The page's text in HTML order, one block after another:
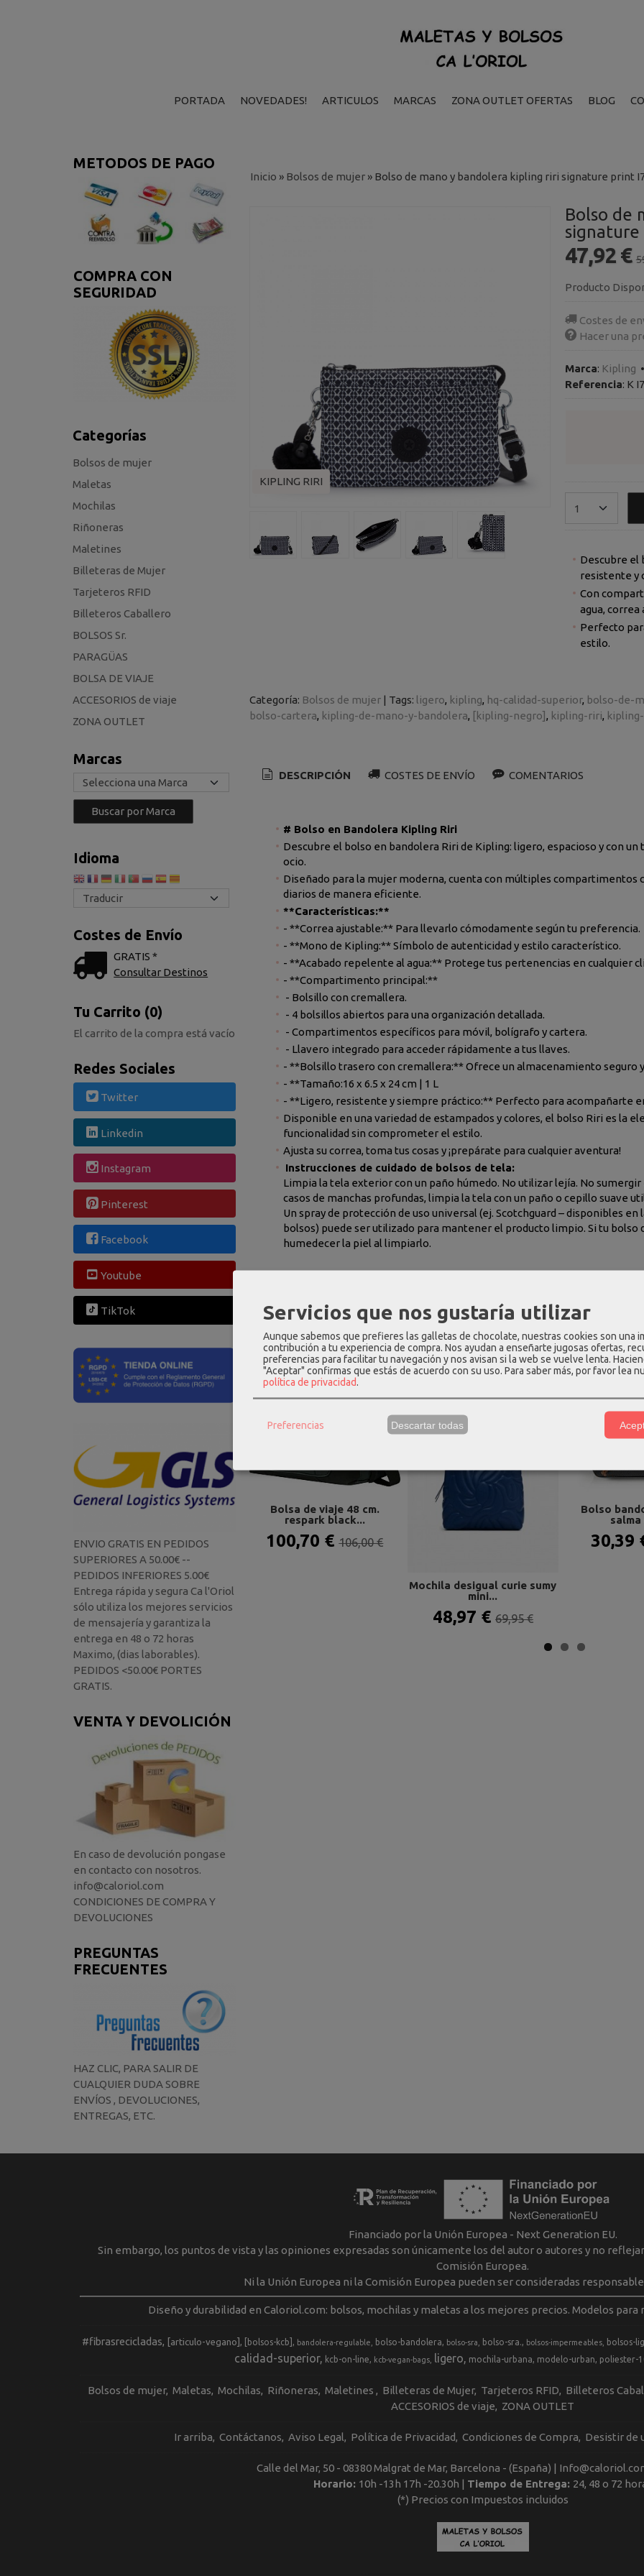
PORTADA NOVEDADES! ARTICULOS MARCAS ZONA OUTLET OFERTAS BLOG
METODOS DE PAGO
COMPRA CON
SEGURIDAD
Categorías
Bolsos de mujer
Maletas
Mochilas
Riñoneras
Maletines
Billeteras de Mujer
Tarjeteros RFID
Billeteros Caballero
BOLSOS Sr.
PARAGÜAS
BOLSA DE VIAJE
ACCESORIOS de viaje
ZONA OUTLET
Marcas
Idioma
Costes de Envío
GRATIS *
Consultar Destinos
Tu Carrito (0)
El carrito de la compra está vacío
Redes Sociales
Twitter
Linkedin
Instagram
Pinterest
Facebook
Youtube
TikTok
ENVIO GRATIS EN PEDIDOS
SUPERIORES A 50.00€ --
PEDIDOS INFERIORES 5.00€
Entrega rápida y segura Ca l'Oriol
sólo utiliza los mejores servicios
de mensajería y garantiza la
entrega en 48 o 72 horas
Maximo, (dias laborables).
PEDIDOS <50.00€ PORTES
GRATIS.
VENTA Y DEVOLICIÓN
En caso de devolución pongase
en contacto con nosotros.
info@caloriol.com
CONDICIONES DE COMPRA Y
DEVOLUCIONES
PREGUNTAS
FRECUENTES
HAZ CLIC, PARA SALIR DE
CUALQUIER DUDA SOBRE
ENVÍOS , DEVOLUCIONES,
ENTREGAS, ETC.
Inicio » Bolsos de mujer» Bolso de mano y bandolera kipling riri signature print
KIPLING RIRI
Bolso de
signature
47,92 €
Producto
Costes de
Hacer una
Marca: Kipling •
Referencia: K
Descubre el
resistente y
Con
agua,
Perfecto
estilo.
Categoría: Bolsos de mujer| Tags: ligero kipling hq-calidad-superior bolso-de-
bolso-cartera kipling-de-mano-y-bandolera [kipling-negro] kipling-riri
DESCRIPCIÓN COSTES DE ENVÍO COMENTARIOS
# Bolso en Bandolera Kipling Riri
Descubre el bolso en bandolera Riri de Kipling: ligero, espacioso y con
ocio.
Diseñado para la mujer moderna, cuenta con múltiples compartimentos
diarios de manera eficiente.
**Características:**
- **Correa ajustable:** Para llevarlo cómodamente según tu preferencia.
- **Mono de Kipling:** Símbolo de autenticidad y estilo característico.
- **Acabado repelente al agua:** Protege tus pertenencias en cualquier
- **Compartimento principal:**
- Bolsillo con cremallera.
- 4 bolsillos abiertos para una organización detallada.
- Compartimentos específicos para móvil, bolígrafo y cartera.
- Llavero integrado para acceder rápidamente a tus llaves.
- **Bolsillo trasero con cremallera:** Ofrece un almacenamiento seguro
- **Tamaño:16 x 6.5 x 24 cm | 1 L
- **Ligero, resistente y siempre práctico:** Perfecto para acompañarte
Disponible en una variedad de estampados y colores, el bolso Riri es la
funcionalidad sin comprometer el estilo.
Ajusta su correa, toma tus cosas y ¡prepárate para cualquier aventura!
Instrucciones de cuidado de bolsos de tela:
Limpia la tela exterior con un paño húmedo. No utilizar lejía. No sumergir
casos de manchas profundas, limpia la tela con un paño o cepillo suave
Un spray de protección de uso universal (ej. Scotchguard – disponibles
bolsos) puede ser utilizado para mantener el producto limpio. Si tu
humedecer la piel al limpiarlo.
Productos Relacionados
-5 %
Bolsa de viaje 48 cm.
respark black...
100,70 €106,00 €
-30 %
Mochila desigual curie sumy
mini...
48,97 € 69,95 €
Bolso
salma
30,39
Financiado por la Unión Europea - Next Generation EU.
Sin embargo, los puntos de vista y las opiniones expresadas son únicamente los del autor o autores y no
Comisión Europea.
Ni la Unión Europea ni la Comisión Europea pueden ser consideradas
Diseño y durabilidad en Caloriol.com: bolsos, mochilas y maletas a los mejores precios. Modelos para
#fibrasrecicladas [articulo-vegano] [bolsos-kcb] bandolera-regulable bolso-bandolera bolso-sra bolso-sra. bolsos-impermeables bolsos-
calidad-superior
kcb-on-line kcb-vegan-bags ligero mochila-urbana modelo-urban poliester-
Bolsos de mujer Maletas Mochilas Riñoneras Maletines Billeteras de Mujer Tarjeteros RFID Billeteros
ACCESORIOS de viaje ZONA OUTLET
Ir arriba Contáctanos Aviso Legal Política de Privacidad Condiciones de Compra Desistir de
Calle del Mar, 50 - 08380 Malgrat de Mar, Barcelona - (España) |
Horario: 10h -13h 17h -20.30h | Tiempo de Entrega: 24, 48 o 72
(*) Precios con Impuestos incluidos
Servicios que nos gustaría utilizar
Aunque sabemos que prefieres las galletas de chocolate, nuestras cookies son una
contribución a tu experiencia de compra. Nos ayudan a enseñarte jugosas ofertas,
preferencias para facilitar tu navegación y nos avisan si la web se vuelve lenta.
"Aceptar" confirmas que estás de acuerdo con su uso. Para saber más, por favor lea
política de privacidad.
Preferencias Descartar todas